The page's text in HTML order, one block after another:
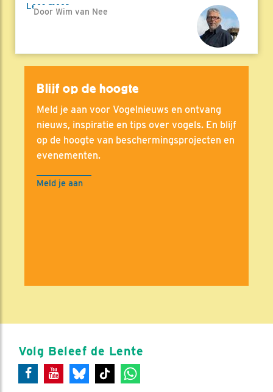
Lees meer
Door Wim van Nee
Blijf op de hoogte
Meld je aan voor Vogelnieuws en ontvang
nieuws, inspiratie en tips over vogels. En blijf
op de hoogte van beschermingsprojecten en
evenementen.
Meld je aan
Volg Beleef de Lente